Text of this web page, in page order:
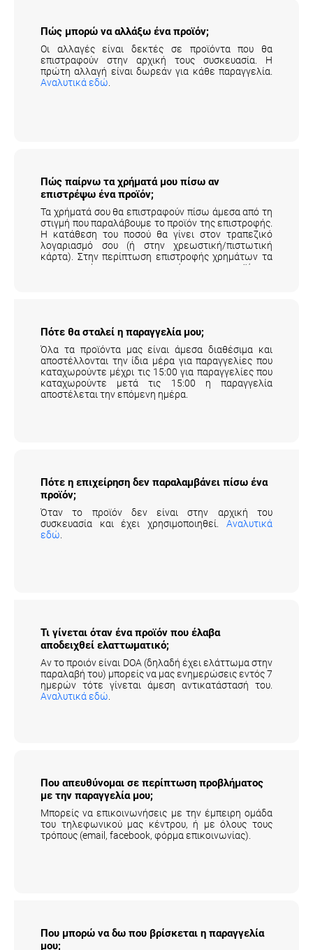
Πώς μπορώ να αλλάξω ένα προϊόν;
Οι αλλαγές είναι δεκτές σε προϊόντα που θα
επιστραφούν στην αρχική τους συσκευασία. Η
πρώτη αλλαγή είναι δωρεάν για κάθε παραγγελία.
Αναλυτικά εδώ
Πώς παίρνω τα χρήματά μου πίσω αν
επιστρέψω ένα προϊόν;
Τα χρήματά σου θα επιστραφούν πίσω άμεσα από τη
στιγμή που παραλάβουμε το προϊόν της επιστροφής.
Η κατάθεση του ποσού θα γίνει στον τραπεζικό
λογαριασμό σου (ή στην χρεωστική/πιστωτική
κάρτα). Στην περίπτωση επιστροφής χρημάτων τα
μεταφορικά της επιστροφής του προϊόντος
Πότε θα σταλεί η παραγγελία μου;
Όλα τα προϊόντα μας είναι άμεσα διαθέσιμα και
αποστέλλονται την ίδια μέρα για παραγγελίες που
καταχωρούντε μέχρι τις 15:00 για παραγγελίες που
καταχωρούντε μετά τις 15:00 η παραγγελία
αποστέλεται την επόμενη ημέρα.
Πότε η επιχείρηση δεν παραλαμβάνει πίσω
ένα προϊόν;
Όταν το προϊόν δεν είναι στην αρχική του
συσκευασία και έχει χρησιμοποιηθεί.
Αναλυτικά
εδώ
Τι γίνεται όταν ένα προϊόν που έλαβα
αποδειχθεί ελαττωματικό;
Αν το προιόν είναι DOA (δηλαδή έχει ελάττωμα στην
παραλαβή του) μπορείς να μας ενημερώσεις εντός 7
ημερών τότε γίνεται άμεση αντικατάστασή του.
Αναλυτικά εδώ
Που απευθύνομαι σε περίπτωση προβλήματος
με την παραγγελία μου;
Μπορείς να επικοινωνήσεις με την έμπειρη ομάδα
του τηλεφωνικού μας κέντρου, ή με όλους τους
τρόπους (email, facebook, φόρμα επικοινωνίας).
Που μπορώ να δω που βρίσκεται η
παραγγελία μου;